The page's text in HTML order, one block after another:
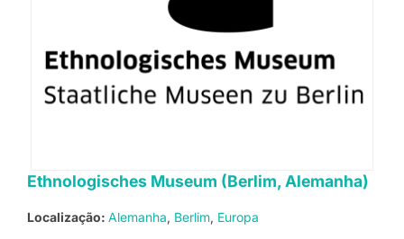
Ethnologisches Museum (Berlim, Alemanha)
Localização: Alemanha Berlim Europa